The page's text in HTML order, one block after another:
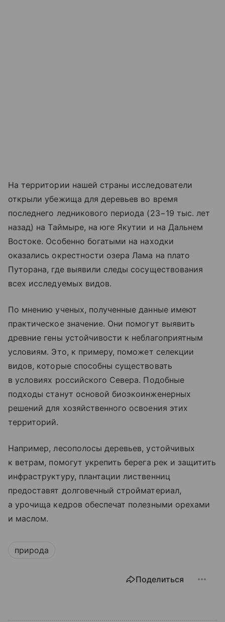
На территории нашей страны исследователи
открыли убежища для деревьев во время
последнего ледникового периода (23−19 тыс. лет
назад) на Таймыре, на юге Якутии и на Дальнем
Востоке. Особенно богатыми на находки
оказались окрестности озера Лама на плато
Путорана, где выявили следы сосуществования
всех исследуемых видов.
По мнению ученых, полученные данные имеют
практическое значение. Они помогут выявить
древние гены устойчивости к неблагоприятным
условиям. Это, к примеру, поможет селекции
видов, которые способны существовать
в условиях российского Севера. Подобные
подходы станут основой биоэкоинженерных
решений для хозяйственного освоения этих
территорий.
Например, лесополосы деревьев, устойчивых
к ветрам, помогут укрепить берега рек и защитить
инфраструктуру, плантации лиственниц
предоставят долговечный стройматериал,
а урочища кедров обеспечат полезными орехами
и маслом.
природа
Поделиться